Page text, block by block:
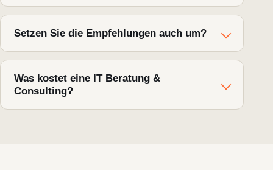
Wir analysieren den Ist-Zustand,
Wunsch direkt um.
Nein. Wir beraten herstellerunabhängig und
empfehlen, was technisch und
wirtschaftlich am besten zu Ihnen passt.
Setzen Sie die Empfehlungen auch um?
Ja – als Systemhaus übernehmen wir
Umsetzung und laufenden Betrieb,
inklusive Support und Notdienst.
Was kostet eine IT Beratung &
Consulting?